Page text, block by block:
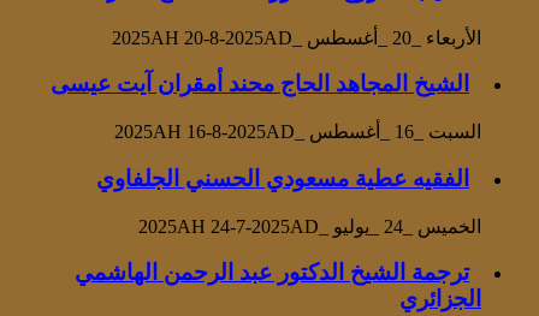
الأربعاء _20 _أغسطس _2025AH 20-8-2025AD
الشيخ المجاهد الحاج محند أمقران آيت عيسى
السبت _16 _أغسطس _2025AH 16-8-2025AD
الفقيه عطية مسعودي الحسني الجلفاوي
الخميس _24 _يوليو _2025AH 24-7-2025AD
ترجمة الشيخ الدكتور عبد الرحمن الهاشمي
الجزائري